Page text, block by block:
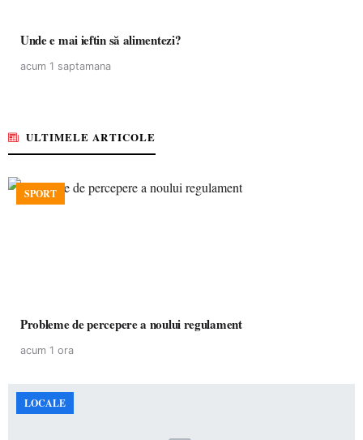
Unde e mai ieftin să alimentezi?
acum 1 saptamana
ULTIMELE ARTICOLE
SPORT
Probleme de percepere a noului regulament
acum 1 ora
LOCALE